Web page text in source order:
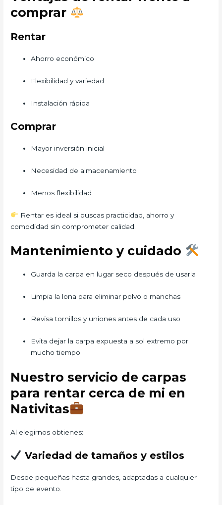
comprar
Rentar
Ahorro económico
Flexibilidad y variedad
Instalación rápida
Comprar
Mayor inversión inicial
Necesidad de almacenamiento
Menos flexibilidad
Rentar es ideal si buscas practicidad, ahorro y
comodidad sin comprometer calidad.
Mantenimiento y cuidado
Guarda la carpa en lugar seco después de usarla
Limpia la lona para eliminar polvo o manchas
Revisa tornillos y uniones antes de cada uso
Evita dejar la carpa expuesta a sol extremo por
mucho tiempo
Nuestro servicio de carpas
para rentar cerca de mi en
Nativitas
Al elegirnos obtienes:
Variedad de tamaños y estilos
Desde pequeñas hasta grandes, adaptadas a cualquier
tipo de evento.